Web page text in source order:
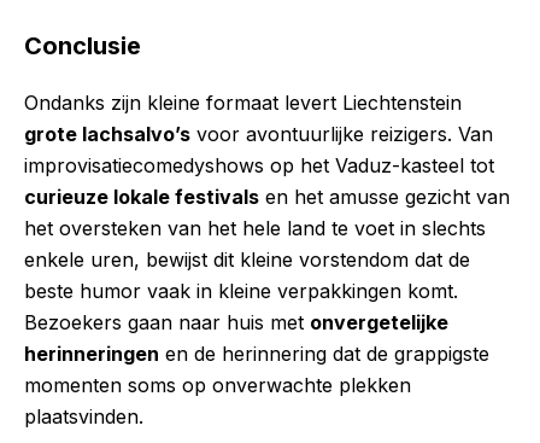
Conclusie
Ondanks zijn kleine formaat levert Liechtenstein
grote lachsalvo’s voor avontuurlijke reizigers. Van
improvisatiecomedyshows op het Vaduz-kasteel tot
curieuze lokale festivals en het amusse gezicht van
het oversteken van het hele land te voet in slechts
enkele uren, bewijst dit kleine vorstendom dat de
beste humor vaak in kleine verpakkingen komt.
Bezoekers gaan naar huis met onvergetelijke
herinneringen en de herinnering dat de grappigste
momenten soms op onverwachte plekken
plaatsvinden.